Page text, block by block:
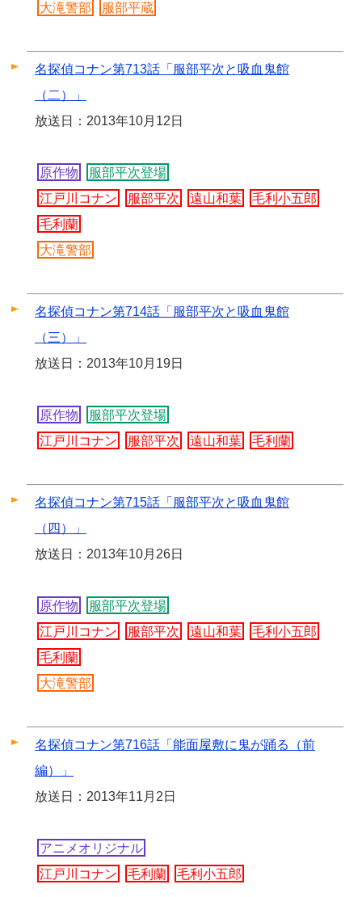
大滝警部
服部平蔵
名探偵コナン第713話「服部平次と吸血鬼館
（二）」
放送日：2013年10月12日
原作物
服部平次登場
江戸川コナン
服部平次 遠山和葉
毛利小五郎
毛利蘭
大滝警部
名探偵コナン第714話「服部平次と吸血鬼館
（三）」
放送日：2013年10月19日
原作物
服部平次登場
江戸川コナン
服部平次 遠山和葉 毛利蘭
名探偵コナン第715話「服部平次と吸血鬼館
（四）」
放送日：2013年10月26日
原作物
服部平次登場
江戸川コナン
服部平次 遠山和葉
毛利小五郎
毛利蘭
大滝警部
名探偵コナン第716話「能面屋敷に鬼が踊る（前
編）」
放送日：2013年11月2日
アニメオリジナル
江戸川コナン
毛利蘭 毛利小五郎